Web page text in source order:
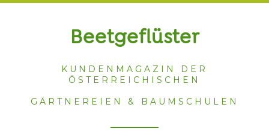
Beetgeflüster
KUNDENMAGAZIN DER
ÖSTERREICHISCHEN
GÄRTNEREIEN & BAUMSCHULEN